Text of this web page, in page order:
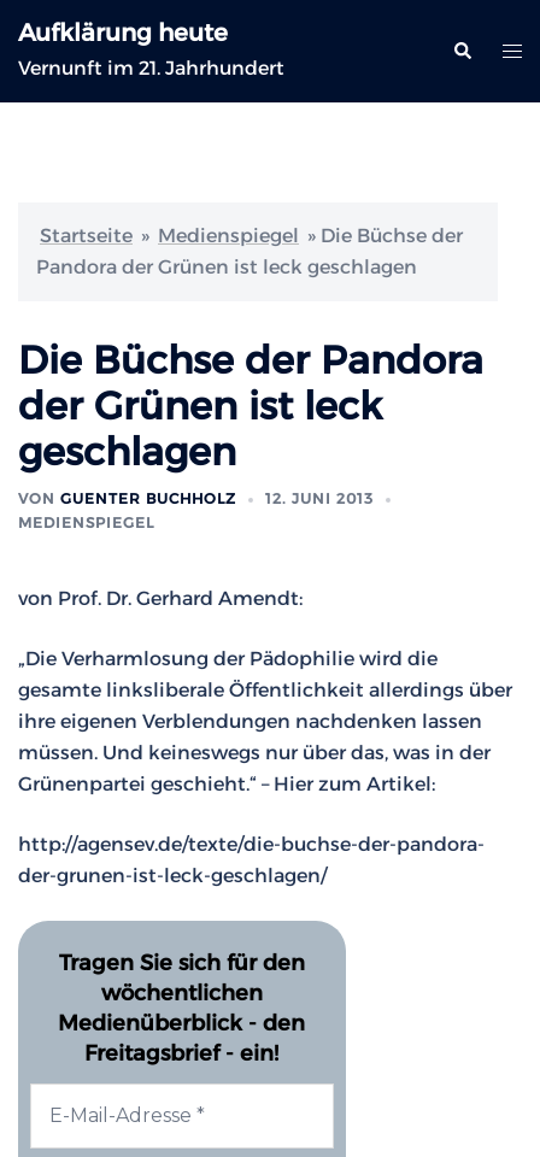
Inhalt
springen
Aufklärung heute
Vernunft im 21. Jahrhundert
Suche
Startseite » Medienspiegel » Die Büchse der
Pandora der Grünen ist leck geschlagen
Die Büchse der Pandora
der Grünen ist leck
geschlagen
VON GUENTER BUCHHOLZ
12. JUNI 2013
MEDIENSPIEGEL
von Prof. Dr. Gerhard Amendt:
„Die Verharmlosung der Pädophilie wird die
gesamte linksliberale Öffentlichkeit allerdings über
ihre eigenen Verblendungen nachdenken lassen
müssen. Und keineswegs nur über das, was in der
Grünenpartei geschieht.“ – Hier zum Artikel:
http://agensev.de/texte/die-buchse-der-pandora-
der-grunen-ist-leck-geschlagen/
Tragen Sie sich für den
wöchentlichen
Medienüberblick - den
Freitagsbrief - ein!